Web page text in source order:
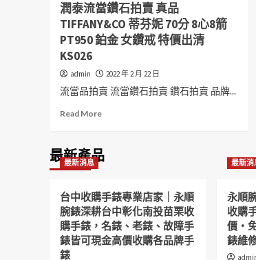
潤泰流當鑽石拍賣 真品
TIFFANY&CO 蒂芬妮 70分 8心8箭
PT950 鉑金 女鑽戒 特價出清
KS026
admin 2022 年 2 月 22 日
流當品拍賣 流當鑽石拍賣 鑽石拍賣 品牌...
Read MoreRead
潤
泰
當
鑽
石
拍
賣
最新產品
最新消息
台中收購手錶專業店家｜永順
腕錶深耕台中彰化南投苗栗收
購手錶，名錶、老錶、故障手
錶皆可現金高價收購各品牌手
錶
最新消
永順
收購
價・
錶維